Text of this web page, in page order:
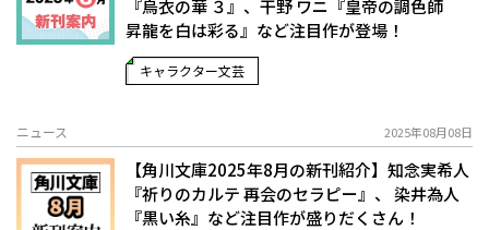
『烏衣の華 ３』、干野 ワニ『皇帝の調色師
昇龍を白は彩る』など注目作が登場！
キャラクター文芸
ニュース 2025年08月08日
【角川文庫2025年8月の新刊紹介】知念実希人
『祈りのカルテ 再会のセラピー』、 染井為人
『黒い糸』など注目作が盛りだくさん！